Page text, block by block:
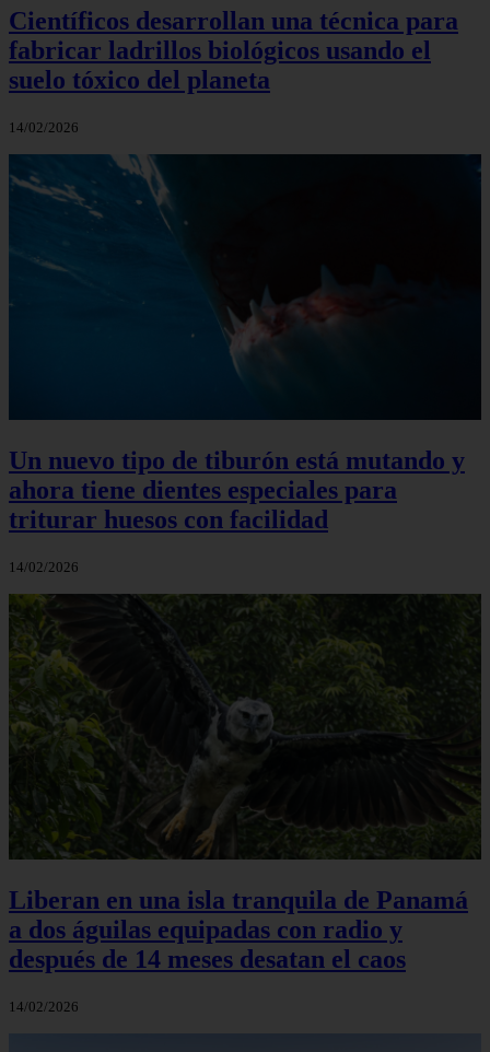
Científicos desarrollan una técnica para
fabricar ladrillos biológicos usando el
suelo tóxico del planeta
14/02/2026
Un nuevo tipo de tiburón está mutando y
ahora tiene dientes especiales para
triturar huesos con facilidad
14/02/2026
Liberan en una isla tranquila de Panamá
a dos águilas equipadas con radio y
después de 14 meses desatan el caos
14/02/2026